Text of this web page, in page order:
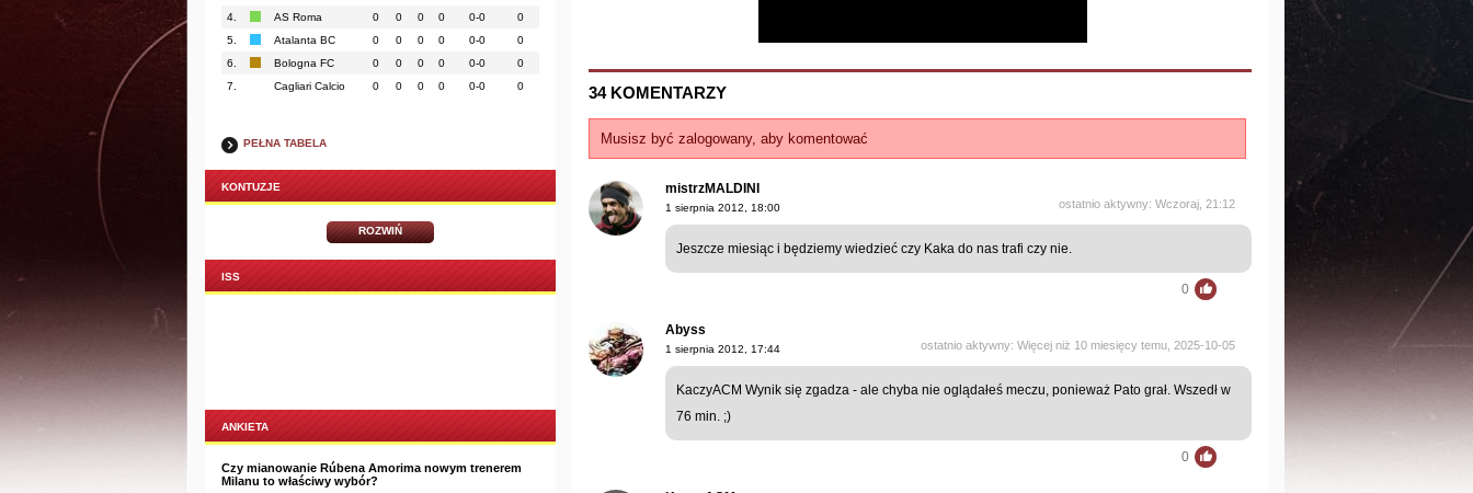
4. AS Roma 0 0 0 0 0-0
0
5.
Atalanta BC 0 0 0 0 0-0
0
6.
Bologna FC 0 0 0 0 0-0
0
7.
Cagliari Calcio 0 0 0 0 0-0 0
PEŁNA TABELA
KONTUZJE
ROZWIŃ
ISS
ANKIETA
Czy mianowanie Rúbena Amorima nowym trenerem
Milanu to właściwy wybór?
34 KOMENTARZY
Musisz być zalogowany, aby komentować
mistrzMALDINI
ostatnio aktywny: Wczoraj, 21:12
1 sierpnia 2012, 18:00
Jeszcze miesiąc i będziemy wiedzieć czy Kaka do nas trafi czy nie.
0
Abyss
ostatnio aktywny: Więcej niż 10 miesięcy temu, 2025-10-05
1 sierpnia 2012, 17:44
KaczyACM Wynik się zgadza - ale chyba nie oglądałeś meczu, ponieważ Pato grał. Wszedł w
76 min. ;)
0